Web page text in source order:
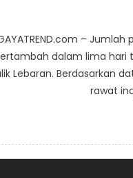
–
dalam lima hari
Lebaran. Berdasarkan
rawat